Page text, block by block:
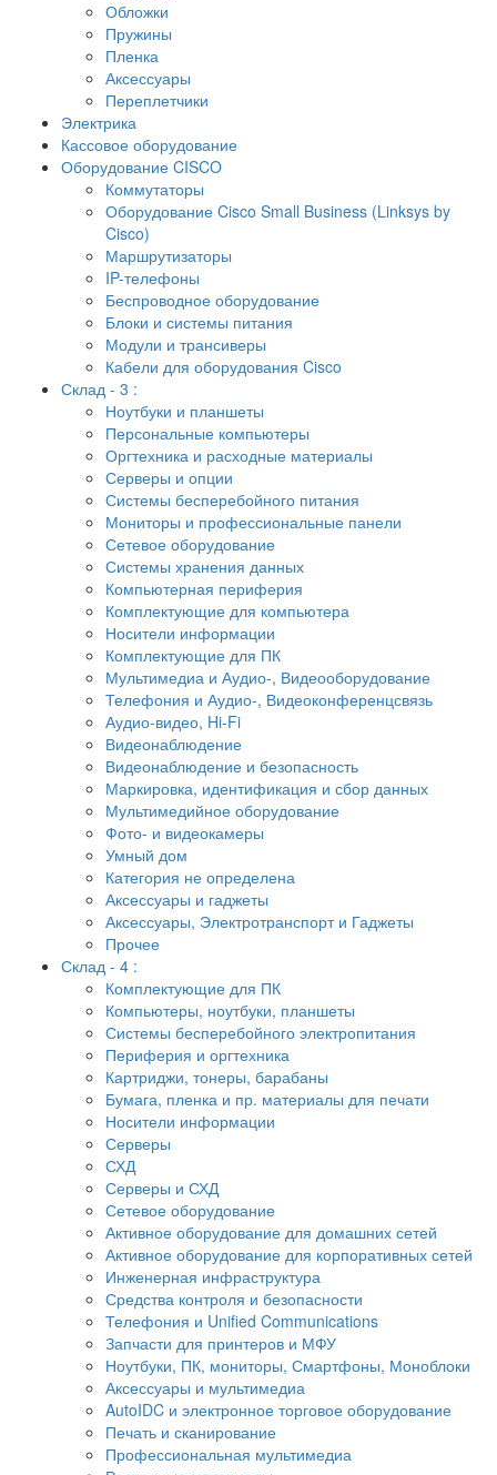
Обложки
Пружины
Пленка
Аксессуары
Переплетчики
Электрика
Кассовое оборудование
Оборудование CISCO
Коммутаторы
Оборудование Cisco Small Business (Linksys by
Cisco)
Маршрутизаторы
IP-телефоны
Беспроводное оборудование
Блоки и системы питания
Модули и трансиверы
Кабели для оборудования Cisco
Склад - 3 :
Ноутбуки и планшеты
Персональные компьютеры
Оргтехника и расходные материалы
Серверы и опции
Системы бесперебойного питания
Мониторы и профессиональные панели
Сетевое оборудование
Системы хранения данных
Компьютерная периферия
Комплектующие для компьютера
Носители информации
Комплектующие для ПК
Мультимедиа и Аудио-, Видеооборудование
Телефония и Аудио-, Видеоконференцсвязь
Аудио-видео, Hi-Fi
Видеонаблюдение
Видеонаблюдение и безопасность
Маркировка, идентификация и сбор данных
Мультимедийное оборудование
Фото- и видеокамеры
Умный дом
Категория не определена
Аксессуары и гаджеты
Аксессуары, Электротранспорт и Гаджеты
Прочее
Склад - 4 :
Комплектующие для ПК
Компьютеры, ноутбуки, планшеты
Системы бесперебойного электропитания
Периферия и оргтехника
Картриджи, тонеры, барабаны
Бумага, пленка и пр. материалы для печати
Носители информации
Серверы
СХД
Серверы и СХД
Сетевое оборудование
Активное оборудование для домашних сетей
Активное оборудование для корпоративных сетей
Инженерная инфраструктура
Средства контроля и безопасности
Телефония и Unified Communications
Запчасти для принтеров и МФУ
Ноутбуки, ПК, мониторы, Смартфоны, Моноблоки
Аксессуары и мультимедиа
AutoIDC и электронное торговое оборудование
Печать и сканирование
Профессиональная мультимедиа